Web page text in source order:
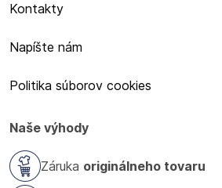
Kontakty
Napíšte nám
Politika súborov cookies
Naše výhody
Záruka originálneho tovaru